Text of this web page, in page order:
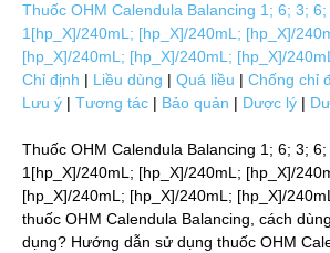
Thuốc OHM Calendula Balancing 1; 6; 3; 6;
1[hp_X]/240mL; [hp_X]/240mL; [hp_X]/
[hp_X]/240mL; [hp_X]/240mL; [hp_X]/
Chỉ định | Liều dùng | Quá liều | Chống chỉ
Lưu ý | Tương tác | Bảo quản | Dược lý |
Thuốc OHM Calendula Balancing 1; 6; 3; 6;
1[hp_X]/240mL; [hp_X]/240mL; [hp_X]/
[hp_X]/240mL; [hp_X]/240mL; [hp_X]/
thuốc OHM Calendula Balancing, cách
dụng? Hướng dẫn sử dụng thuốc OHM